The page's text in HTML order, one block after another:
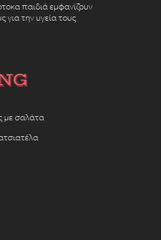
παιδιά εμφανίζουν
για την υγεία τους
με σαλάτα